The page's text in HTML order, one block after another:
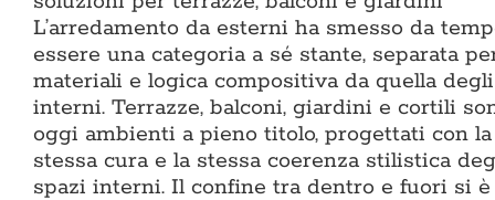
L’arredamento da esterni ha smesso da
essere una categoria a sé stante, separata
materiali e logica compositiva da quella degli
interni. Terrazze, balconi, giardini e cortili
oggi ambienti a pieno titolo, progettati con la
stessa cura e la stessa coerenza stilistica
spazi interni. Il confine tra dentro e fuori si è